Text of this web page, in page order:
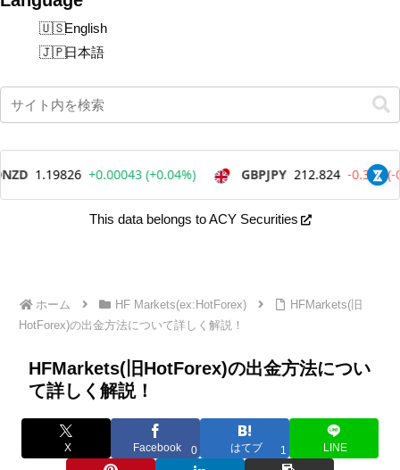
English
日本語
This data belongs to ACY Securities
ホーム HF Markets(ex:HotForex)
HFMarkets(旧
HotForex)の出金方法について詳しく解説！
HFMarkets(旧HotForex)の出金方法につい
て詳しく解説！
X Facebook 0 はてブ 1 LINE